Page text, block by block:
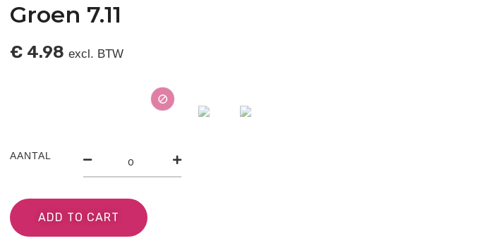
Groen 7.11
€ 4.98 excl. BTW
AANTAL
ADD TO CART